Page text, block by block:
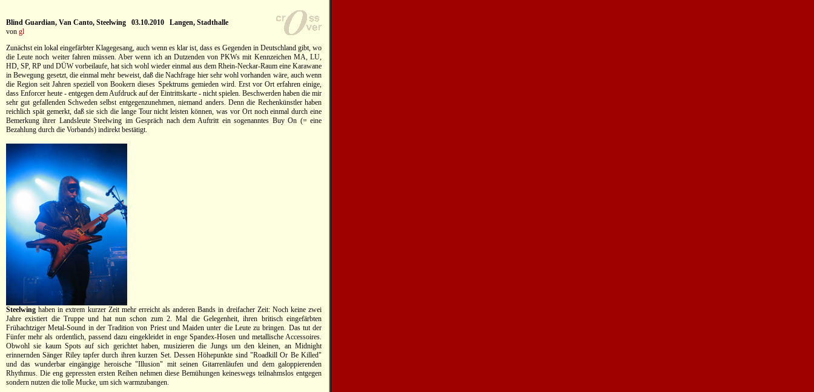
Blind Guardian, Van Canto, Steelwing 03.10.2010 Langen, Stadthalle
von gl
Zunächst ein lokal eingefärbter Klagegesang, auch wenn es klar ist, dass es Gegenden in Deutschland gibt, wo
die Leute noch weiter fahren müssen. Aber wenn ich an Dutzenden von PKWs mit Kennzeichen MA, LU,
HD, SP, RP und DÜW vorbeilaufe, hat sich wohl wieder einmal aus dem Rhein-Neckar-Raum eine Karawane
in Bewegung gesetzt, die einmal mehr beweist, daß die Nachfrage hier sehr wohl vorhanden wäre, auch wenn
die Region seit Jahren speziell von Bookern dieses Spektrums gemieden wird. Erst vor Ort erfahren einige,
dass Enforcer heute - entgegen dem Aufdruck auf der Eintrittskarte - nicht spielen. Beschwerden haben die mir
sehr gut gefallenden Schweden selbst entgegenzunehmen, niemand anders. Denn die Rechenkünstler haben
reichlich spät gemerkt, daß sie sich die lange Tour nicht leisten können, was vor Ort noch einmal durch eine
Bemerkung ihrer Landsleute Steelwing im Gespräch nach dem Auftritt ein sogenanntes Buy On (= eine
Bezahlung durch die Vorbands) indirekt bestätigt.
Steelwing haben in extrem kurzer Zeit mehr erreicht als anderen Bands in dreifacher Zeit: Noch keine zwei
Jahre existiert die Truppe und hat nun schon zum 2. Mal die Gelegenheit, ihren britisch eingefärbten
Frühachtziger Metal-Sound in der Tradition von Priest und Maiden unter die Leute zu bringen. Das tut der
Fünfer mehr als ordentlich, passend dazu eingekleidet in enge Spandex-Hosen und metallische Accessoires.
Obwohl sie kaum Spots auf sich gerichtet haben, musizieren die Jungs um den kleinen, an Midnight
erinnernden Sänger Riley tapfer durch ihren kurzen Set. Dessen Höhepunkte sind "Roadkill Or Be Killed"
und das wunderbar eingängige heroische "Illusion" mit seinen Gitarrenläufen und dem galoppierenden
Rhythmus. Die eng gepressten ersten Reihen nehmen diese Bemühungen keineswegs teilnahmslos entgegen
sondern nutzen die tolle Mucke, um sich warmzubangen.